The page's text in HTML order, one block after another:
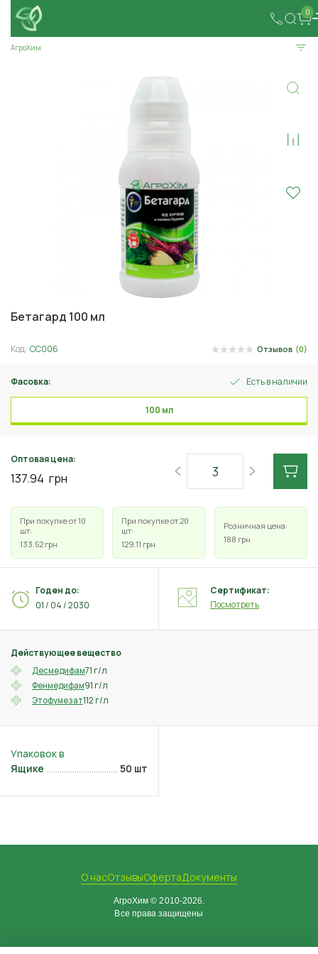
0
АгроХим
Бетагард 100 мл
Код: СС006 Отзывов (0)
Фасовка: Есть в наличии
100 мл
Оптовая цена:
137.94 грн
При покупке от 10
шт:
133.52 грн
При покупке от 20
шт:
129.11 грн
Розничная цена:
188 грн
Действующее вещество
Десмедифам71 г/л
Фенмедифам91 г/л
Этофумезат112 г/л
Годен до:
01 / 04 / 2030
Сертификат:
Посмотреть
Ящике 50 шт
О насОтзывыОфертаДокументы
АгроХим © 2010-2026.
Все права защищены